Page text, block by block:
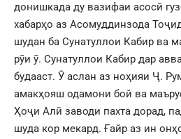
донишкада ду вазифаи асосӣ
хабарҳо аз Асомуддинзода
шудан ба Сунатуллои Кабир ва
рӯи ӯ. Сунатуллои Кабир дар
будааст. Ӯ аслан аз ноҳияи Ҷ.
амакҳояш одамони бой ва
Ҳоҷи Алӣ заводи пахта дорад,
шуда кор мекард. Ғайр аз ин